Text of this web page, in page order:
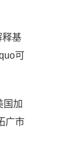
释基
可
国加
广市